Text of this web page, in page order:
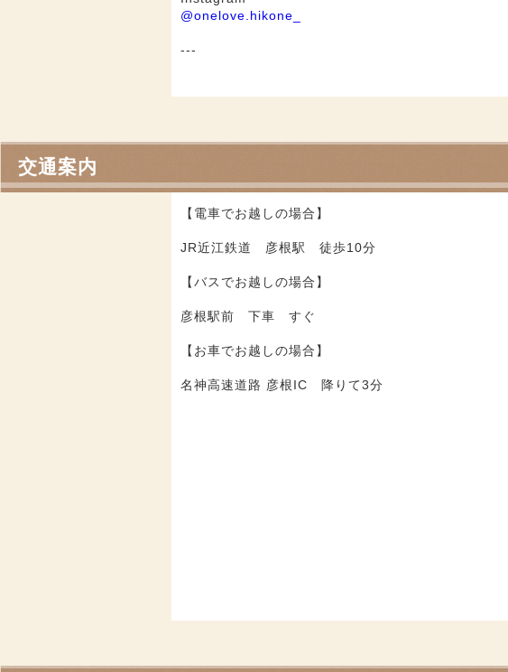
@onelove.hikone_
---
交通案内
【電車でお越しの場合】
JR近江鉄道 彦根駅 徒歩10分
【バスでお越しの場合】
彦根駅前 下車 すぐ
【お車でお越しの場合】
名神高速道路 彦根IC 降りて3分